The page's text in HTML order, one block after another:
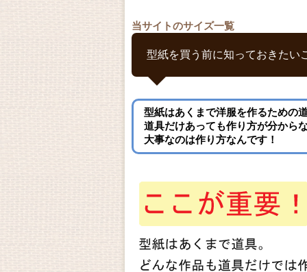
当サイトのサイズ一覧
型紙を買う前に知っておきたい
型紙はあくまで洋服を作るための
道具だけあっても作り方が分から
大事なのは作り方なんです！